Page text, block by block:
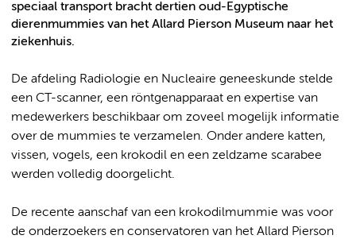
speciaal transport bracht dertien oud-Egyptische
dierenmummies van het Allard Pierson Museum naar het
ziekenhuis.
De afdeling Radiologie en Nucleaire geneeskunde stelde
een CT-scanner, een röntgenapparaat en expertise van
medewerkers beschikbaar om zoveel mogelijk informatie
over de mummies te verzamelen. Onder andere katten,
vissen, vogels, een krokodil en een zeldzame scarabee
werden volledig doorgelicht.
De recente aanschaf van een krokodilmummie was voor
de onderzoekers en conservatoren van het Allard Pierson